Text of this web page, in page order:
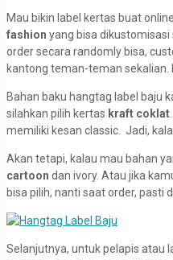
Mau bikin label kertas buat
fashion yang bisa
order secara randomly bisa,
kantong teman-teman sekalian.
Bahan baku hangtag label baju
silahkan pilih kertas kraft coklat
memiliki kesan classic. Jadi,
Akan tetapi, kalau mau bahan
cartoon dan ivory. Atau jika
bisa pilih, nanti saat order, pasti
Selanjutnya, untuk pelapis atau